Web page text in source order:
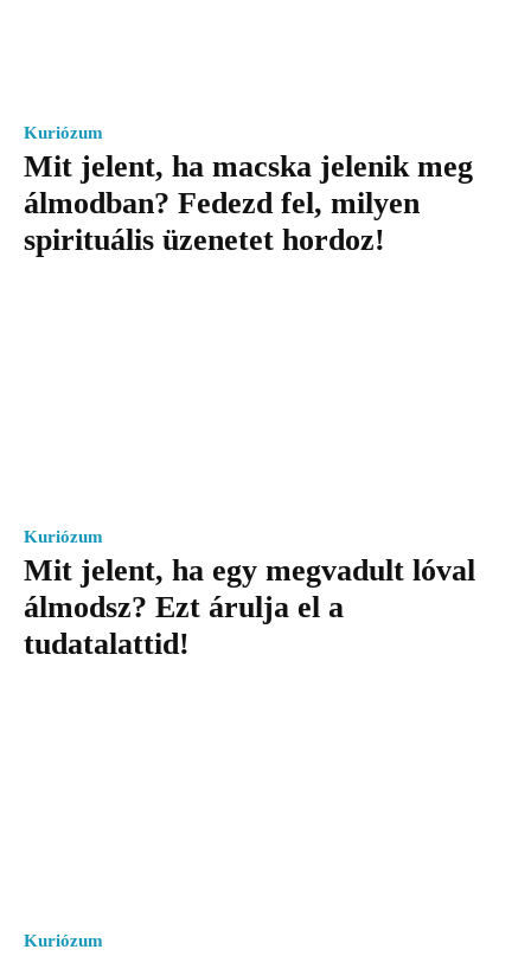
Kuriózum
Mit jelent, ha macska jelenik meg
álmodban? Fedezd fel, milyen
spirituális üzenetet hordoz!
Kuriózum
Mit jelent, ha egy megvadult lóval
álmodsz? Ezt árulja el a
tudatalattid!
Kuriózum